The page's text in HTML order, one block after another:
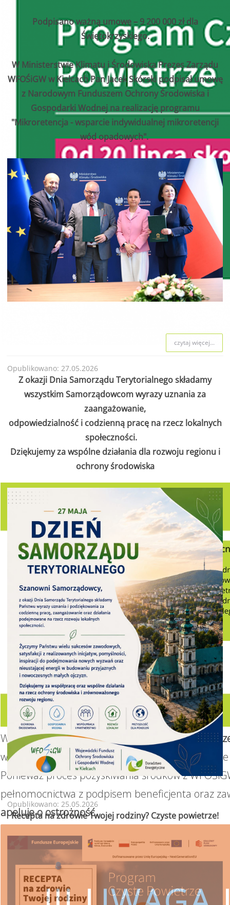
W związku z realizacją Programu
„Czyste
wsparcie w uzyskaniu dofinansowania i
Ponieważ proces pozyskiwania środków z
pełnomocnictwa z podpisem beneficjenta oraz
apeluje o ostrożność.
Podpisano ważną umowę – 9 200 000 zł dla
Świętokrzyskiego.
W Ministerstwie Klimatu i Środowiska Prezes Zarządu
WFOŚiGW w Kielcach Pan Jacek Skórski podpisał umowę
z Narodowym Funduszem Ochrony Środowiska i
Gospodarki Wodnej na realizację programu
"Mikroretencja - wsparcie indywidualnej mikroretencji
wód opadowych".
czytaj więcej...
Opublikowano: 27.05.2026
Z okazji Dnia Samorządu Terytorialnego składamy
wszystkim Samorządowcom wyrazy uznania za
zaangażowanie,
odpowiedzialność i codzienną pracę na rzecz lokalnych
społeczności.
Dziękujemy za wspólne działania dla rozwoju regionu i
ochrony środowiska
Opublikowano: 25.05.2026
Recepta na zdrowie Twojej rodziny? Czyste powietrze!